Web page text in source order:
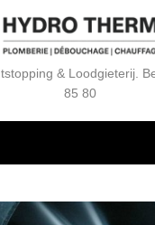
& Loodgieterij.
85 80